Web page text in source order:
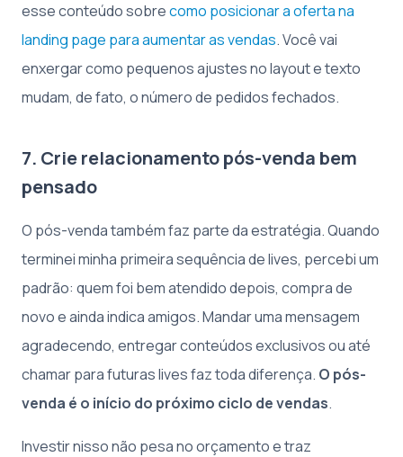
esse conteúdo sobrecomo posicionar a oferta na
landing page para aumentar as vendas. Você vai
enxergar como pequenos ajustes no layout e texto
mudam, de fato, o número de pedidos fechados.
7. Crie relacionamento pós-venda bem
pensado
O pós-venda também faz parte da estratégia. Quando
terminei minha primeira sequência de lives, percebi um
padrão: quem foi bem atendido depois, compra de
novo e ainda indica amigos. Mandar uma mensagem
agradecendo, entregar conteúdos exclusivos ou até
chamar para futuras lives faz toda diferença. O pós-
venda é o início do próximo ciclo de vendas.
Investir nisso não pesa no orçamento e traz